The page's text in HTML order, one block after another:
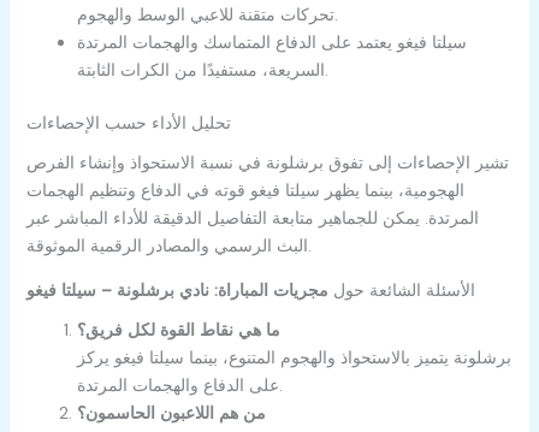
تحركات متقنة للاعبي الوسط والهجوم.
سيلتا فيغو يعتمد على الدفاع المتماسك والهجمات المرتدة
السريعة، مستفيدًا من الكرات الثابتة.
تحليل الأداء حسب الإحصاءات
تشير الإحصاءات إلى تفوق برشلونة في نسبة الاستحواذ وإنشاء الفرص
الهجومية، بينما يظهر سيلتا فيغو قوته في الدفاع وتنظيم الهجمات
المرتدة. يمكن للجماهير متابعة التفاصيل الدقيقة للأداء المباشر عبر
البث الرسمي والمصادر الرقمية الموثوقة.
الأسئلة الشائعة حول مجريات المباراة: نادي برشلونة – سيلتا فيغو
ما هي نقاط القوة لكل فريق؟
برشلونة يتميز بالاستحواذ والهجوم المتنوع، بينما سيلتا فيغو يركز
على الدفاع والهجمات المرتدة.
من هم اللاعبون الحاسمون؟